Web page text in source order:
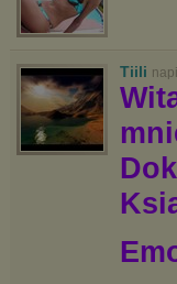
Tiili